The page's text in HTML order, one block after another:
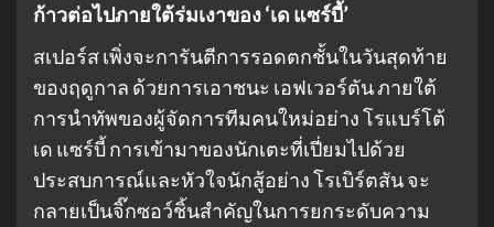
ก้าวต่อไปภายใต้ร่มเงาของ ‘เด แซร์บี้’
สเปอร์ส เพิ่งจะการันตีการรอดตกชั้นในวันสุดท้าย
ของฤดูกาล ด้วยการเอาชนะ เอฟเวอร์ตัน ภายใต้
การนำทัพของผู้จัดการทีมคนใหม่อย่าง โรแบร์โต้
เด แซร์บี้ การเข้ามาของนักเตะที่เปี่ยมไปด้วย
ประสบการณ์และหัวใจนักสู้อย่าง โรเบิร์ตสัน จะ
กลายเป็นจิ๊กซอว์ชิ้นสำคัญในการยกระดับความ